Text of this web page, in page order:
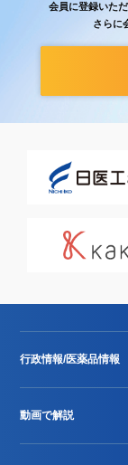
会員に登録いた
さらに
行政情報/医薬品情報
動画で解説